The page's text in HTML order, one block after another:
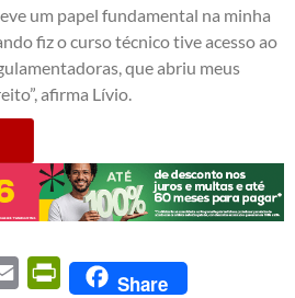
um papel fundamental na minha
fiz o curso técnico tive acesso ao
que abriu meus
afirma Lívio.
Email PrintFriendly
Share